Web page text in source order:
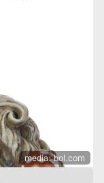
media: bol.com